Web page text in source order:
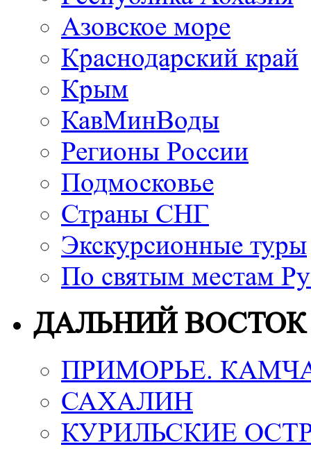
Азовское море
Краснодарский край
Крым
КавМинВоды
Регионы России
Подмосковье
Страны СНГ
Экскурсионные туры
По святым местам
ДАЛЬНИЙ ВОСТОК
ПРИМОРЬЕ.
САХАЛИН
КУРИЛЬСКИЕ